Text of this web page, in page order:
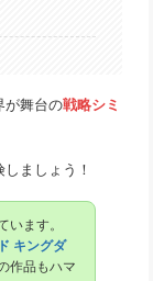
が舞台の戦略シミ
ましょう！
います。
キングダ
作品もハマ